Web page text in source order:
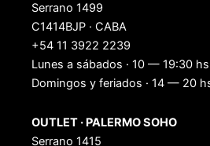
Serrano 1499
C1414BJP · CABA
+54 11 3922 2239
Lunes a sábados · 10 — 19:30 hs
Domingos y feriados · 14 — 20
OUTLET · PALERMO SOHO
Serrano 1415